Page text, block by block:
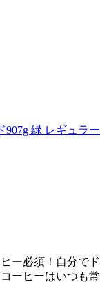
907g 緑 レギュラー
ー必須！自分でド
ーヒーはいつも常